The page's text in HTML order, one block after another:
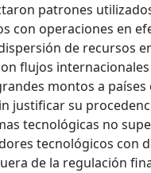
patrones
con opera­ciones en
de recur­sos
flu­jos
mon­tos a país­es
jus­ti­ficar su
tec­nológ­i­cas no
tec­nológi­cos con
de la reg­u­lación